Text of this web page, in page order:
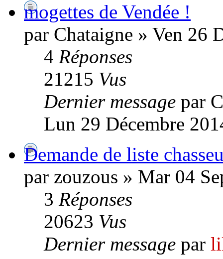
mogettes de Vendée !
par Chataigne » Ven 26
4 Réponses
21215 Vus
Dernier message par
Lun 29 Décembre
Demande de liste
par zouzous » Mar 04
3 Réponses
20623 Vus
Dernier message par